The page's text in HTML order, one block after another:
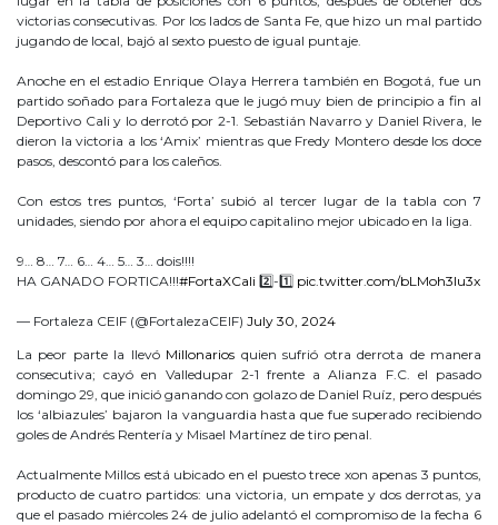
victorias consecutivas. Por los lados de Santa Fe, que hizo un mal partido
jugando de local, bajó al sexto puesto de igual puntaje.
Anoche en el estadio Enrique Olaya Herrera también en Bogotá, fue un
partido soñado para Fortaleza que le jugó muy bien de principio a fin al
Deportivo Cali y lo derrotó por 2-1. Sebastián Navarro y Daniel Rivera, le
dieron la victoria a los ‘Amix’ mientras que Fredy Montero desde los doce
pasos, descontó para los caleños.
Con estos tres puntos, ‘Forta’ subió al tercer lugar de la tabla con 7
unidades, siendo por ahora el equipo capitalino mejor ubicado en la liga.
9… 8… 7… 6… 4… 5… 3… dois!!!!
HA GANADO FORTICA!!!#FortaXCali 2️⃣-1️⃣ pic.twitter.com/bLMoh3Iu3x
— Fortaleza CEIF (@FortalezaCEIF) July 30, 2024
La peor parte la llevó Millonarios quien sufrió otra derrota de manera
consecutiva; cayó en Valledupar 2-1 frente a Alianza F.C. el pasado
domingo 29, que inició ganando con golazo de Daniel Ruíz, pero después
los ‘albiazules’ bajaron la vanguardia hasta que fue superado recibiendo
goles de Andrés Rentería y Misael Martínez de tiro penal.
Actualmente Millos está ubicado en el puesto trece xon apenas 3 puntos,
producto de cuatro partidos: una victoria, un empate y dos derrotas, ya
que el pasado miércoles 24 de julio adelantó el compromiso de la fecha 6